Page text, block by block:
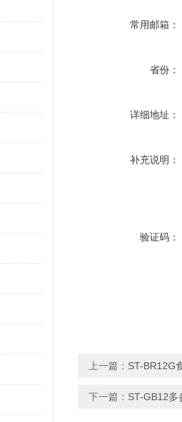
常用邮箱：
省份：
详细地址：
补充说明：
验证码：
上一篇： ST-BR12G
下一篇： ST-GB12多